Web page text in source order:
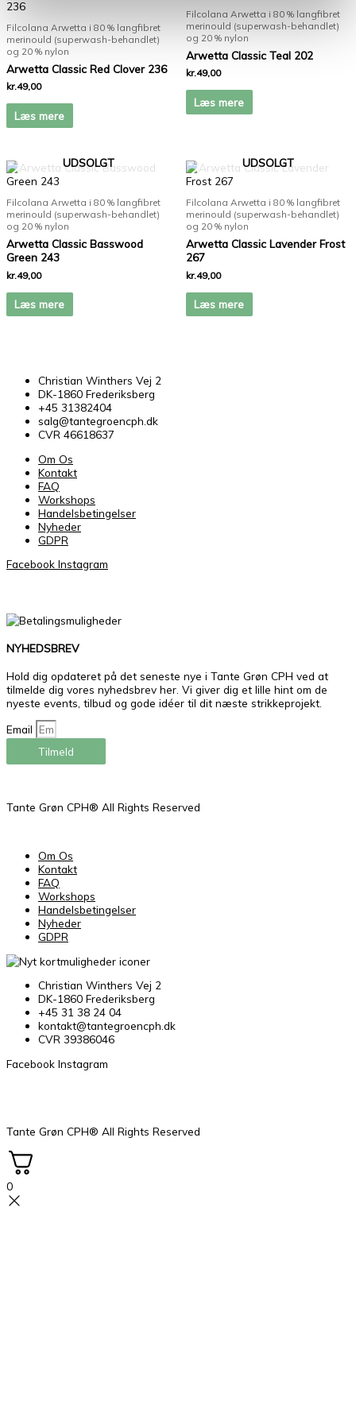
Filcolana Arwetta i 80 % langfibret
merinould (superwash-behandlet)
og 20 % nylon
Arwetta Classic Red Clover 236
kr.49,00
Læs mere
Filcolana Arwetta i 80 % langfibret
merinould (superwash-behandlet)
og 20 % nylon
Arwetta Classic Teal 202
kr.49,00
Læs mere
UDSOLGT
Filcolana Arwetta i 80 % langfibret
merinould (superwash-behandlet)
og 20 % nylon
Arwetta Classic Basswood
Green 243
kr.49,00
Læs mere
UDSOLGT
Filcolana Arwetta i 80 % langfibret
merinould (superwash-behandlet)
og 20 % nylon
Arwetta Classic Lavender Frost
267
kr.49,00
Læs mere
Christian Winthers Vej 2
DK-1860 Frederiksberg
+45 31382404
salg@tantegroencph.dk
CVR 46618637
Om Os
Kontakt
FAQ
Workshops
Handelsbetingelser
Nyheder
GDPR
Facebook Instagram
NYHEDSBREV
Hold dig opdateret på det seneste nye i Tante Grøn CPH ved at
tilmelde dig vores nyhedsbrev her. Vi giver dig et lille hint om de
nyeste events, tilbud og gode idéer til dit næste strikkeprojekt.
Email
Tilmeld
Tante Grøn CPH® All Rights Reserved
Om Os
Kontakt
FAQ
Workshops
Handelsbetingelser
Nyheder
GDPR
Christian Winthers Vej 2
DK-1860 Frederiksberg
+45 31 38 24 04
kontakt@tantegroencph.dk
CVR 39386046
Facebook Instagram
Tante Grøn CPH® All Rights Reserved
0